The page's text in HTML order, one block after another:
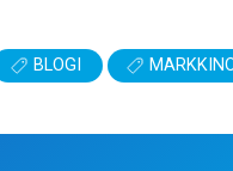
BLOGI